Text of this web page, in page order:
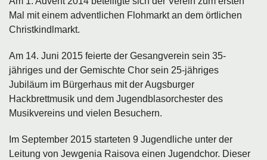
Mal mit einem adventlichen Flohmarkt an dem örtlichen
Christkindlmarkt.
Am 14. Juni 2015 feierte der Gesangverein sein 35-
jähriges und der Gemischte Chor sein 25-jähriges
Jubiläum im Bürgerhaus mit der Augsburger
Hackbrettmusik und dem Jugendblasorchester des
Musikvereins und vielen Besuchern.
Im September 2015 starteten 9 Jugendliche unter der
Leitung von Jewgenia Raisova einen Jugendchor. Dieser